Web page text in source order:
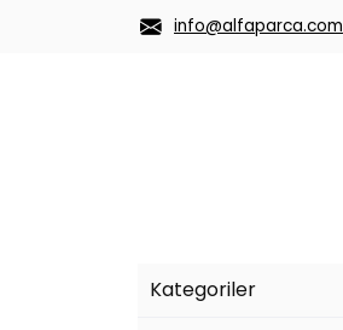
info@alfaparca.com
Kategoriler